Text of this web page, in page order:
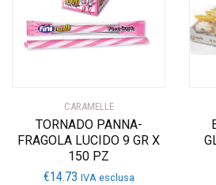
CARAMELLE
TORNADO PANNA-
FRAGOLA LUCIDO 9 GR X
150 PZ
€14.73 IVA esclusa